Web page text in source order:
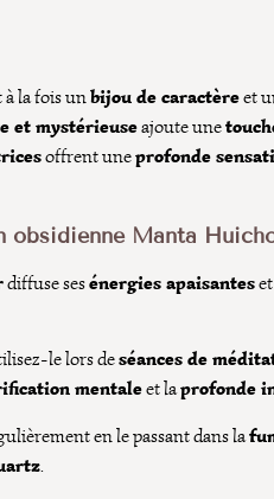
à la fois unbijou de caractèreet
et mystérieuseajoute une
offrent uneprofonde
obsidienne Manta
diffuse sesénergies apaisanteset
le lors deséances de
mentaleet laprofonde
en le passant dans la
.